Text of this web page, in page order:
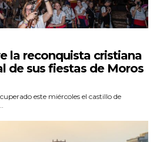
la reconquista cristiana
de sus fiestas de Moros
este miércoles el castillo de